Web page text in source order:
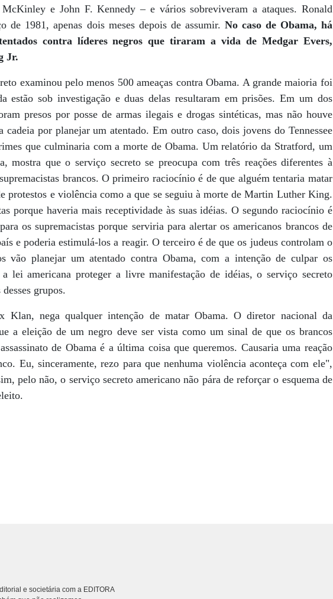
e John F. Kennedy – e vários sobreviveram a ataques. Ronald
1981, apenas dois meses depois de assumir. No caso de Obama, há
contra líderes negros que tiraram a vida de Medgar Evers,
Jr.
examinou pelo menos 500 ameaças contra Obama. A grande maioria foi
estão sob investigação e duas delas resultaram em prisões. Em um dos
presos por posse de armas ilegais e drogas sintéticas, mas não houve
cadeia por planejar um atentado. Em outro caso, dois jovens do Tennessee
que culminaria com a morte de Obama. Um relatório da Stratford, um
mostra que o serviço secreto se preocupa com três reações diferentes à
brancos. O primeiro raciocínio é de que alguém tentaria matar
protestos e violência como a que se seguiu à morte de Martin Luther King.
porque haveria mais receptividade às suas idéias. O segundo raciocínio é
os supremacistas porque serviria para alertar os americanos brancos de
e poderia estimulá-los a reagir. O terceiro é de que os judeus controlam o
vão planejar um atentado contra Obama, com a intenção de culpar os
a lei americana proteger a livre manifestação de idéias, o serviço secreto
grupos.
nega qualquer intenção de matar Obama. O diretor nacional da
a eleição de um negro deve ser vista como um sinal de que os brancos
de Obama é a última coisa que queremos. Causaria uma reação
Eu, sinceramente, rezo para que nenhuma violência aconteça com ele",
pelo não, o serviço secreto americano não pára de reforçar o esquema de
e societária com a EDITORA